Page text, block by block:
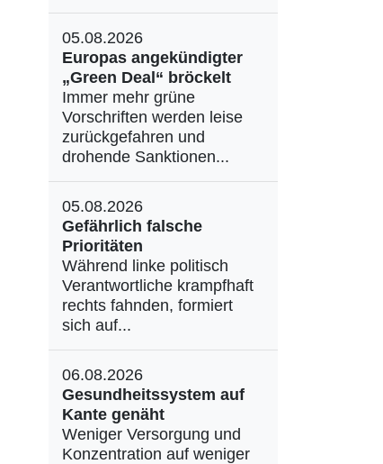
05.08.2026
Europas angekündigter
„Green Deal“ bröckelt
Immer mehr grüne
Vorschriften werden leise
zurückgefahren und
drohende Sanktionen...
05.08.2026
Gefährlich falsche
Prioritäten
Während linke politisch
Verantwortliche krampfhaft
rechts fahnden, formiert
sich auf...
06.08.2026
Gesundheitssystem auf
Kante genäht
Weniger Versorgung und
Konzentration auf weniger